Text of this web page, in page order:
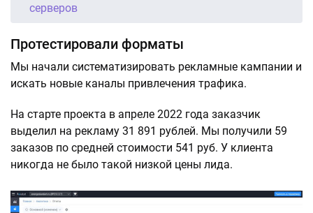
серверов
Протестировали форматы
Мы начали систематизировать рекламные кампании и
искать новые каналы привлечения трафика.
На старте проекта в апреле 2022 года заказчик
выделил на рекламу 31 891 рублей. Мы получили 59
заказов по средней стоимости 541 руб. У клиента
никогда не было такой низкой цены лида.